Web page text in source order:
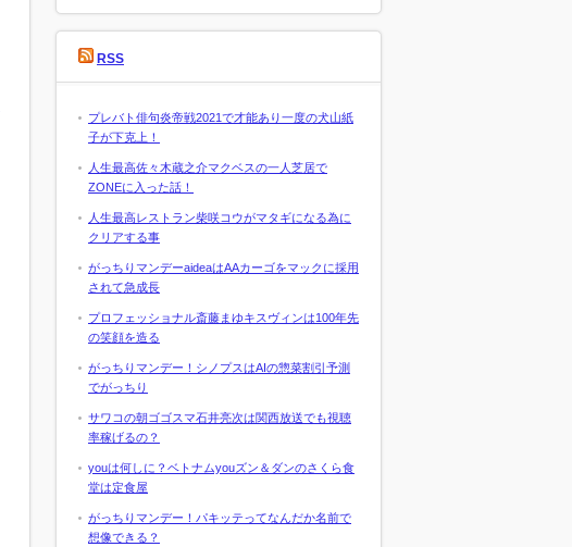
RSS
プレバト俳句炎帝戦2021で才能あり一度の犬山紙
子が下克上！
人生最高佐々木蔵之介マクベスの一人芝居で
ZONEに入った話！
人生最高レストラン柴咲コウがマタギになる為に
クリアする事
がっちりマンデーaideaはAAカーゴをマックに採用
されて急成長
プロフェッショナル斎藤まゆキスヴィンは100年先
の笑顔を造る
がっちりマンデー！シノプスはAIの惣菜割引予測
でがっちり
サワコの朝ゴゴスマ石井亮次は関西放送でも視聴
率稼げるの？
youは何しに？ベトナムyouズン＆ダンのさくら食
堂は定食屋
がっちりマンデー！パキッテってなんだか名前で
想像できる？